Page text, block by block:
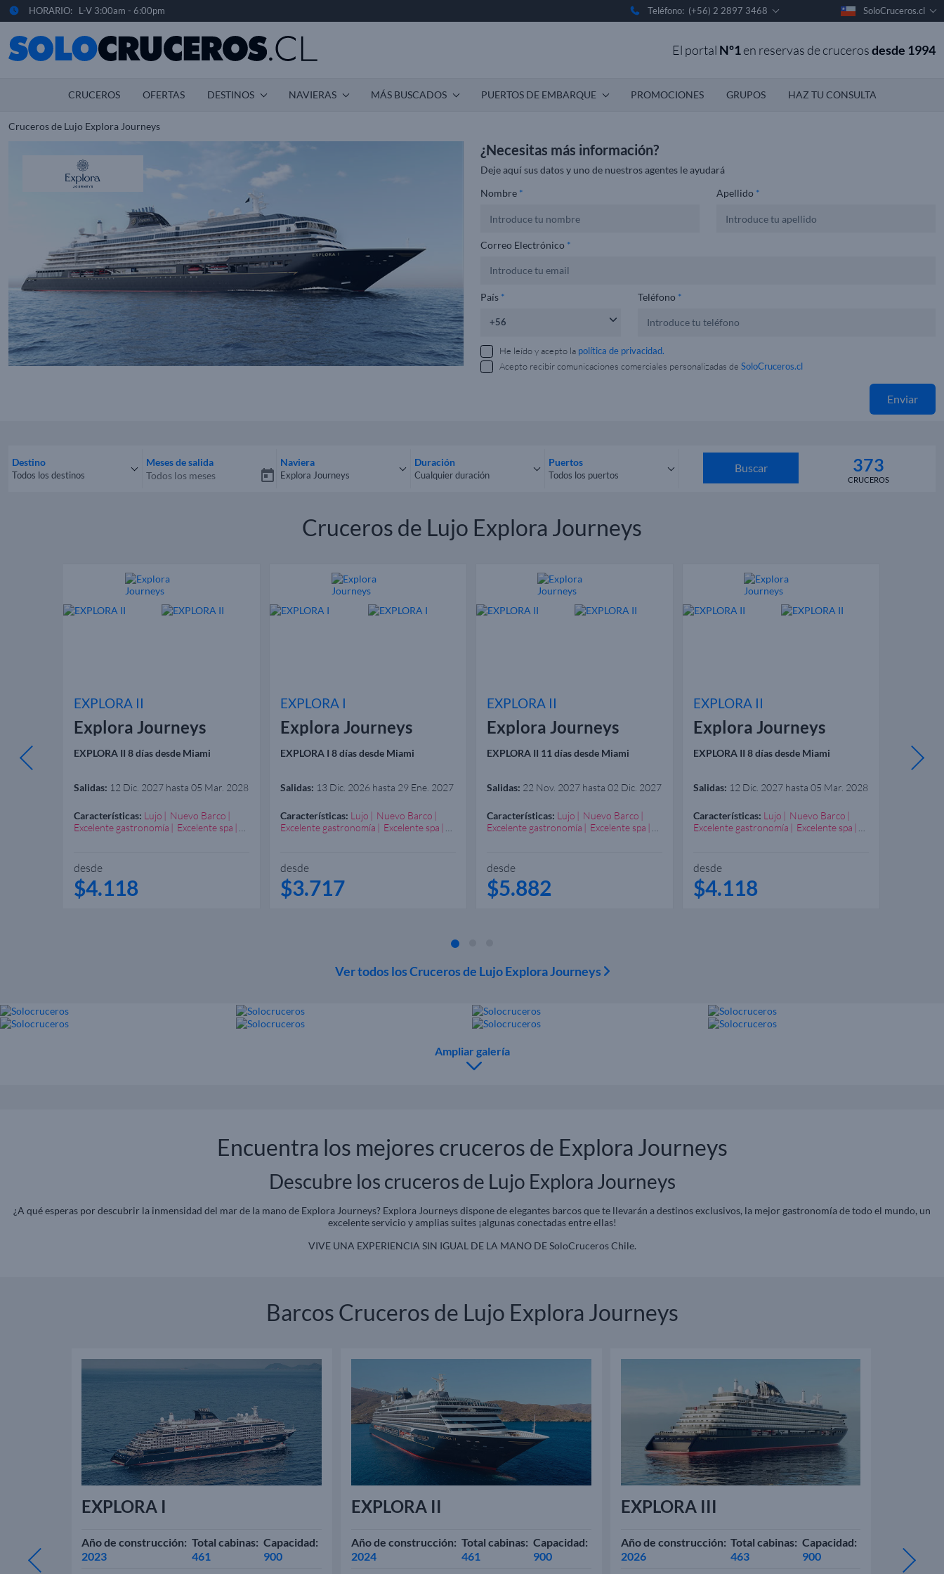
HORARIO: L-V 3:00am - 6:00pm Teléfono: (+56) 2 2897 3468 SoloCruceros.cl
El portal Nº1en reservas de crucerosdesde 1994
CRUCEROS OFERTAS DESTINOS NAVIERAS MÁS BUSCADOS PUERTOS DE EMBARQUE PROMOCIONES GRUPOS HAZ TU CONSULTA
Cruceros de Lujo Explora Journeys
¿Necesitas más información?
Deje aquí sus datos y uno de nuestros agentes le ayudará
Nombre * Apellido *
Correo Electrónico *
País * Teléfono *
He leído y acepto la política de privacidad.
Acepto recibir comunicaciones comerciales personalizadas de SoloCruceros.cl
Enviar
Destino
Todos los destinos
Meses de salida Naviera
Explora Journeys
Duración
Cualquier duración
Puertos
Todos los puertos
Buscar 373
CRUCEROS
Cruceros de Lujo Explora Journeys
Kong
EXPLORA II
Explora Journeys
EXPLORA II 8 días desde Miami
Salidas: 12 Dic. 2027 hasta 05 Mar. 2028
Características: Lujo
Nuevo Barco
Excelente gastronomía
Excelente spa
desde
$4.118
EXPLORA I
Explora Journeys
EXPLORA I 8 días desde Miami
Salidas: 13 Dic. 2026 hasta 29 Ene. 2027
Características: Lujo
Nuevo Barco
Excelente gastronomía
Excelente spa
desde
$3.717
EXPLORA II
Explora Journeys
EXPLORA II 11 días desde Miami
Salidas: 22 Nov. 2027 hasta 02 Dic. 2027
Características: Lujo
Nuevo Barco
Excelente gastronomía
Excelente spa
desde
$5.882
EXPLORA II
Explora Journeys
EXPLORA II 8 días desde Miami
Salidas: 12 Dic. 2027 hasta 05 Mar. 2028
Características: Lujo
Nuevo Barco
Excelente gastronomía
Excelente spa
desde
$4.118
(España)
Ver todos los Cruceros de Lujo Explora Journeys
Ampliar galería
Encuentra los mejores cruceros de Explora Journeys
Descubre los cruceros de Lujo Explora Journeys
¿A qué esperas por descubrir la inmensidad del mar de la mano de Explora Journeys? Explora Journeys dispone de elegantes barcos que te llevarán a destinos exclusivos, la mejor gastronomía de todo el mundo, un
excelente servicio y amplias suites ¡algunas conectadas entre ellas!
VIVE UNA EXPERIENCIA SIN IGUAL DE LA MANO DE SoloCruceros Chile.
Barcos Cruceros de Lujo Explora Journeys
EXPLORA I
Año de construcción:
2023
Total cabinas:
461
Capacidad:
900
EXPLORA II
Año de construcción:
2024
Total cabinas:
461
Capacidad:
900
EXPLORA III
Año de construcción:
2026
Total cabinas:
463
Capacidad:
900
2027